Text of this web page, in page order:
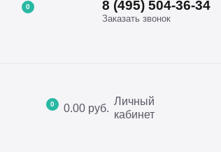
8 (495) 504-36-34
Личный
кабинет
0 0.00 руб.
0 8 (495) 504-36-34
Заказать звонок